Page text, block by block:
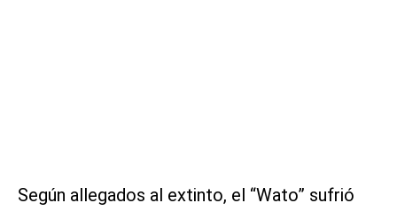
Según allegados al extinto, el “Wato” sufrió